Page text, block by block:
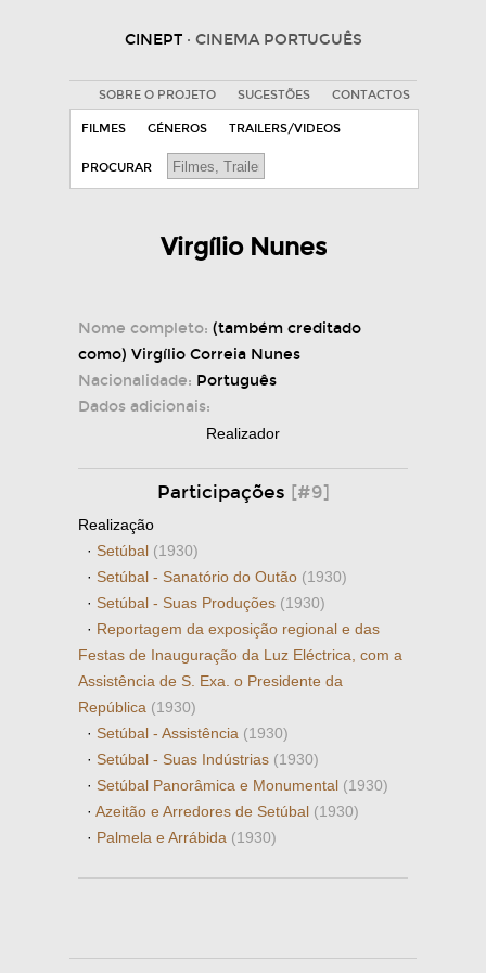
CINEPT · CINEMA PORTUGUÊS
SOBRE O PROJETO SUGESTÕES CONTACTOS
FILMES GÉNEROS TRAILERS/VIDEOS
PROCURAR
Virgílio Nunes
Nome completo: (também creditado
como) Virgílio Correia Nunes
Nacionalidade: Português
Dados adicionais:
Realizador
Participações [#9]
Realização
· Setúbal (1930)
· Setúbal - Sanatório do Outão (1930)
· Setúbal - Suas Produções (1930)
· Reportagem da exposição regional e das
Festas de Inauguração da Luz Eléctrica, com a
Assistência de S. Exa. o Presidente da
República (1930)
· Setúbal - Assistência (1930)
· Setúbal - Suas Indústrias (1930)
· Setúbal Panorâmica e Monumental (1930)
· Azeitão e Arredores de Setúbal (1930)
· Palmela e Arrábida (1930)